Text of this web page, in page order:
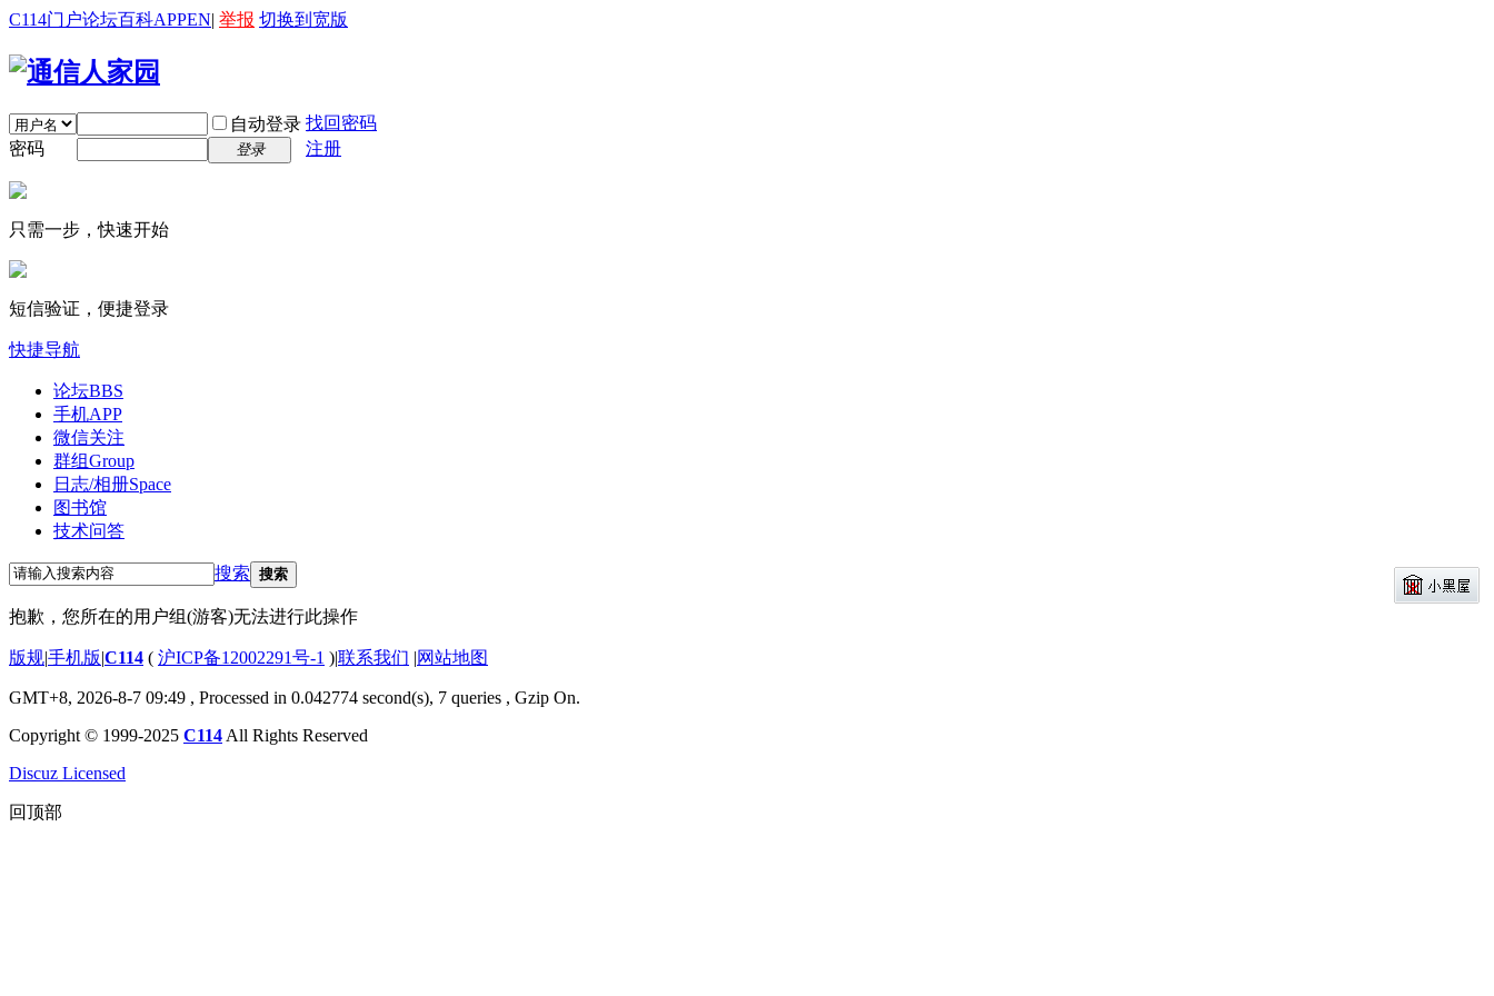
C114门户论坛百科APPEN| 举报 切换到宽版
自动登录 找回密码
密码
登录 注册
只需一步，快速开始
短信验证，便捷登录
快捷导航
论坛BBS
手机APP
微信关注
群组Group
日志/相册Space
图书馆
技术问答
搜索 搜索
抱歉，您所在的用户组(游客)无法进行此操作
版规|手机版|C114 ( 沪ICP备12002291号-1 )|联系我们 |网站地图
GMT+8, 2026-8-7 09:49 , Processed in 0.042774 second(s), 7 queries , Gzip On.
Copyright © 1999-2025 C114 All Rights Reserved
Discuz Licensed
回顶部